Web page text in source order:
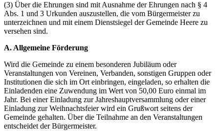
(3) Über die Ehrungen sind mit Ausnahme der Ehrungen nach § 4
Abs. 1 und 3 Urkunden auszustellen, die vom Bürgermeister zu
unterzeichnen und mit einem Dienstsiegel der Gemeinde Heere zu
versehen sind.
A. Allgemeine Förderung
Wird die Gemeinde zu einem besonderen Jubiläum oder
Veranstaltungen von Vereinen, Verbanden, sonstigen Gruppen oder
Institutionen die sich im Ort einbringen, eingeladen, so erhalten die
Einladenden eine Zuwendung im Wert von 50,00 Euro einmal im
Jahr. Bei einer Einladung zur Jahreshauptversammlung oder einer
Einladung zur Weihnachtsfeier wird ein Grußwort seitens der
Gemeinde gehalten. Über die Teilnahme an den Veranstaltungen
entscheidet der Bürgermeister.